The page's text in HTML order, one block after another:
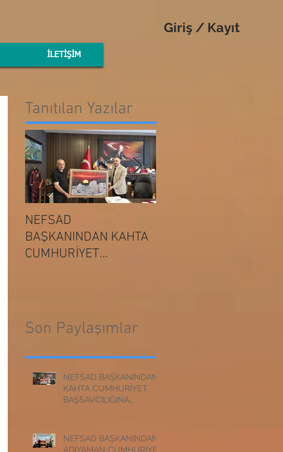
İLETİŞİM
Giriş / Kayıt
Tanıtılan Yazılar
NEFSAD
BAŞKANINDAN KAHTA
CUMHURİYET
Son Paylaşımlar
NEFSAD BAŞKANINDAN
KAHTA CUMHURİYET
BAŞSAVCILIĞINA
NEFSAD BAŞKANINDAN
ADIYAMAN CUMHURİYET